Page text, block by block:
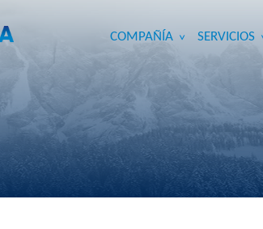
COMPAÑÍA > SERVICIOS